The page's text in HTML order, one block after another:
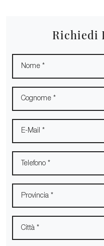
Richiedi